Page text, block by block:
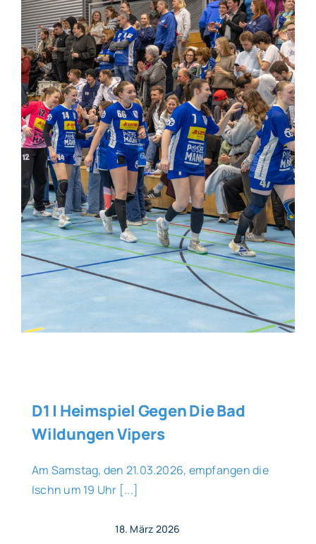
Allgemeines
Partner
Verein
D1 | Heimspiel Gegen Die Bad
Wildungen Vipers
Am Samstag, den 21.03.2026, empfangen die
Ischn um 19 Uhr [...]
18. März 2026